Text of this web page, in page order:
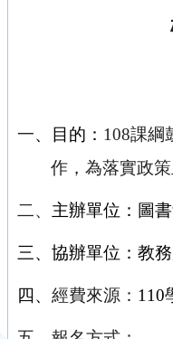
一、目的： 108課綱
作，為落實政
二、 主辦單位：圖
三、協辦單位：教
四 、經費來源 ： 1 10